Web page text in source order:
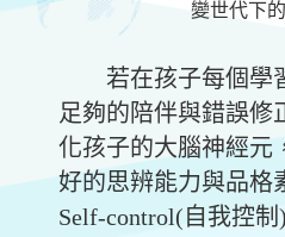
變世代下
若在孩子每個學
足夠的陪伴與錯誤修
化孩子的大腦神經元
好的思辨能力與品格
Self-control( 自我控制 )